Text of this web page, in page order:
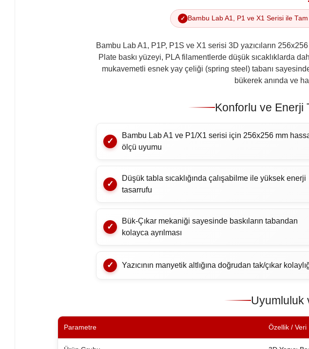
Bambu Lab A1, P1 ve X1 Serisi ile
Bambu Lab A1, P1P, P1S ve X1 serisi 3D yazıcıların
Plate baskı yüzeyi, PLA filamentlerde düşük sıcaklıklarda
mukavemetli esnek yay çeliği (spring steel) tabanı
bükerek anında ve
Konforlu ve Enerji
Bambu Lab A1 ve P1/X1 serisi için 256x256 mm
ölçü uyumu
Düşük tabla sıcaklığında çalışabilme ile yüksek enerji
tasarrufu
Bük-Çıkar mekaniği sayesinde baskıların tabandan
kolayca ayrılması
Yazıcının manyetik altlığına doğrudan tak/çıkar
Uyumluluk
Parametre Özellik / Veri